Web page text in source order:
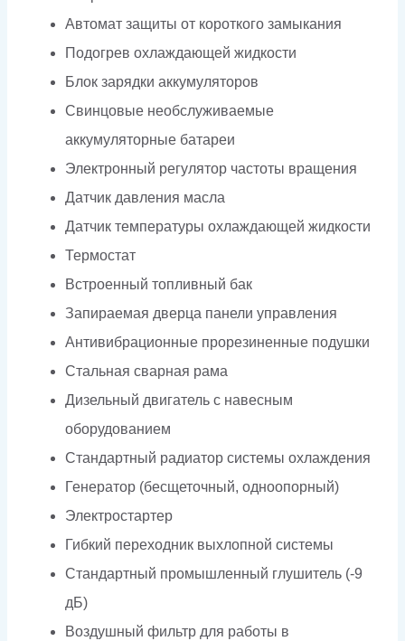
Автомат защиты от короткого замыкания
Подогрев охлаждающей жидкости
Блок зарядки аккумуляторов
Свинцовые необслуживаемые
аккумуляторные батареи
Электронный регулятор частоты вращения
Датчик давления масла
Датчик температуры охлаждающей жидкости
Термостат
Встроенный топливный бак
Запираемая дверца панели управления
Антивибрационные прорезиненные подушки
Стальная сварная рама
Дизельный двигатель с навесным
оборудованием
Стандартный радиатор системы охлаждения
Генератор (бесщеточный, одноопорный)
Электростартер
Гибкий переходник выхлопной системы
Стандартный промышленный глушитель (-9
дБ)
Воздушный фильтр для работы в